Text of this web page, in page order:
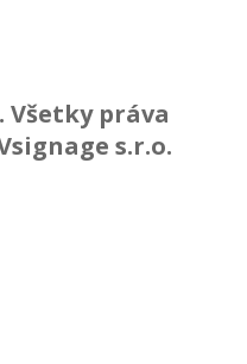
Všetky práva
s.r.o.